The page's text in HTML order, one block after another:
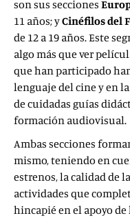
son sus secciones
11 años; yCinéfilos del
de 12 a 19 años. Este
algo más que ver
que han participado
lenguaje del cine y en
de cuidadas guías
formación audiovisual.
Ambas secciones
mismo, teniendo en
estrenos, la calidad de
actividades que
hincapié en el apoyo